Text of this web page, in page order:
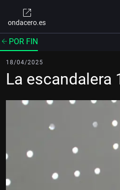
ondacero.es
POR FIN
18/04/2025
La